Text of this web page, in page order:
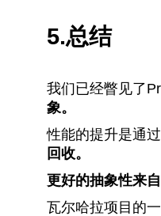
5.总结
我们已经瞥见了
象。
性能的提升是通
回收。
更好的抽象性来
瓦尔哈拉项目的